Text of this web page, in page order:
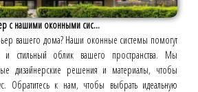
с нашими оконными сис...
вашего дома? Наши оконные системы помогут
и стильный облик вашего пространства. Мы
дизайнерские решения и материалы, чтобы
Обратитесь к нам, чтобы выбрать идеальную